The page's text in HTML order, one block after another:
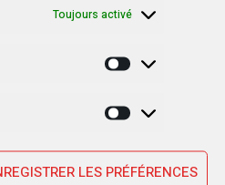
Toujours activé
Statistiques
Marketing
LES PRÉFÉRENCES
religieuses